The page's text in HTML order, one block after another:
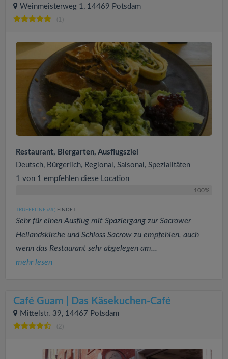
Weinmeisterweg 1, 14469 Potsdam
(1)
Restaurant, Biergarten, Ausflugsziel
Deutsch, Bürgerlich, Regional, Saisonal, Spezialitäten
1 von 1 empfehlen diese Location
100%
TRÜFFELINE (68 ) FINDET:
Sehr für einen Ausflug mit Spaziergang zur Sacrower
Heilandskirche und Schloss Sacrow zu empfehlen, auch
wenn das Restaurant sehr abgelegen am...
mehr lesen
Café Guam | Das Käsekuchen-Café
Mittelstr. 39, 14467 Potsdam
(2)